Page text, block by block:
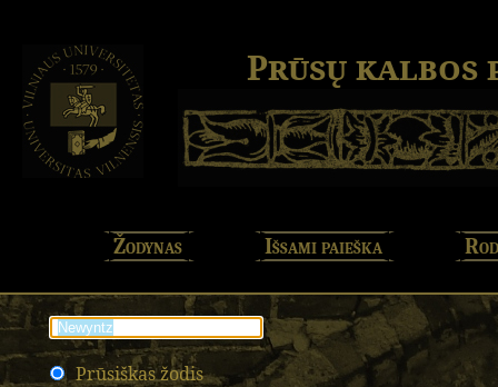
Prūsų kalbos
Žodynas Išsami paieška
Prūsiškas žodis